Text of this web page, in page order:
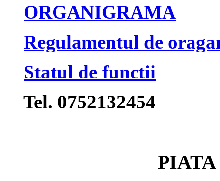
ORGANIGRAMA
Regulamentul de
Statul de functii
Tel. 0752132454